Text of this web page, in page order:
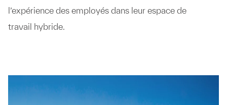
l’expérience des employés dans leur espace de
travail hybride.